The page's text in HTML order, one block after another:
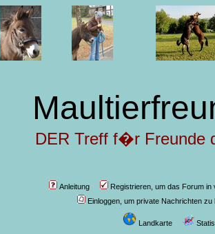
DER Treff f�r Freunde
Anleitung
Registrieren, um das Forum in
Einloggen, um private Nachrichten zu
Landkarte